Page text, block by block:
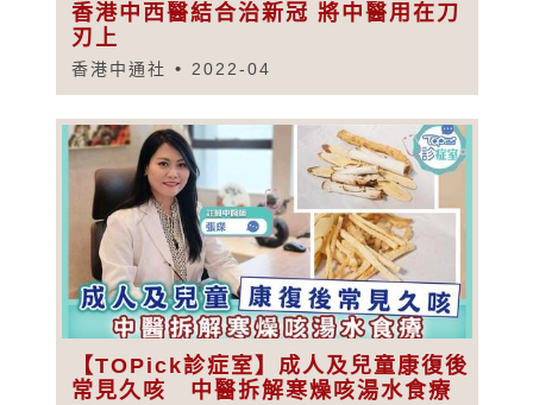
香港中西醫結合治新冠 將中醫用在刀
刃上
香港中通社 2022-04
【TOPick診症室】成人及兒童康復後
常見久咳 中醫拆解寒燥咳湯水食療